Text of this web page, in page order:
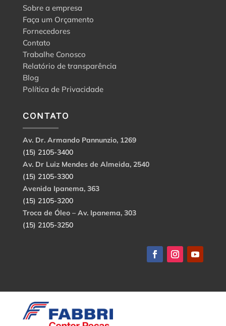
Sobre a empresa
Faça um Orçamento
Fornecedores
Contato
Trabalhe Conosco
Relatório de transparência
Blog
Política de Privacidade
CONTATO
Av. Dr. Armando Pannunzio, 1269
(15) 2105-3400
Av. Dr Luiz Mendes de Almeida, 2540
(15) 2105-3300
Avenida Ipanema, 363
(15) 2105-3200
Troca de Óleo – Av. Ipanema, 303
(15) 2105-3250